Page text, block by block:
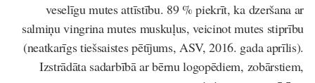
veselīgu mutes attīstību. 89 % piekrīt, ka dzeršana ar
salmiņu vingrina mutes muskuļus, veicinot mutes stiprību
(neatkarīgs tiešsaistes pētījums, ASV, 2016. gada aprīlis).
Izstrādāta sadarbībā ar bērnu logopēdiem, zobārstiem,